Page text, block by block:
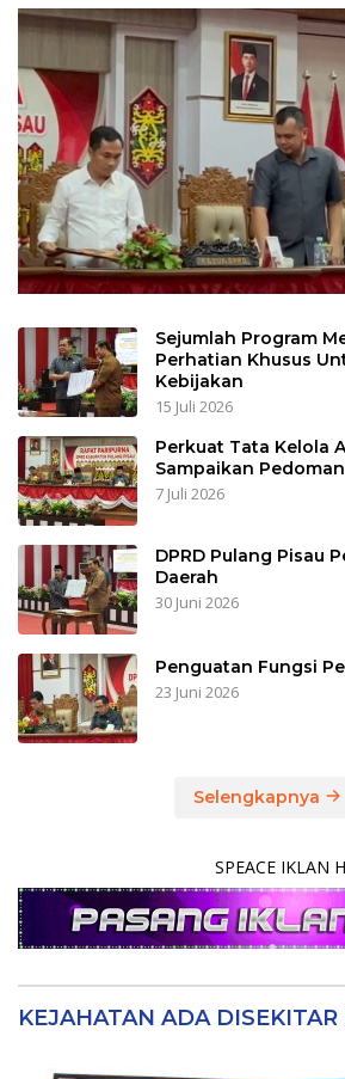
Sejumlah Program
Perhatian Khusus
Kebijakan
15 Juli 2026
Perkuat Tata Kelola
Sampaikan
7 Juli 2026
DPRD Pulang Pisau
Daerah
30 Juni 2026
Penguatan Fungsi
23 Juni 2026
Selengkapnya
SPEACE IKLAN HUB.
KEJAHATAN ADA DISEKITAR